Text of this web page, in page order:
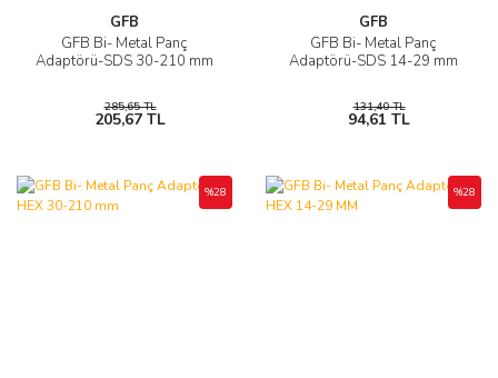
GFB
GFB Bi- Metal Panç
Adaptörü-SDS 30-210 mm
285,65 TL
205,67 TL
GFB
GFB Bi- Metal Panç
Adaptörü-SDS 14-29 mm
131,40 TL
94,61 TL
%28 %28